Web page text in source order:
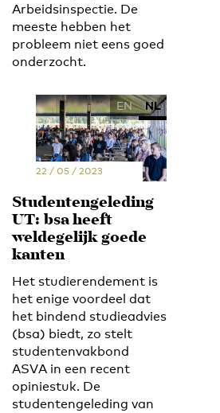
Arbeidsinspectie. De
meeste hebben het
probleem niet eens goed
onderzocht.
EN NL
22 / 05 / 2023
Studentengeleding
UT: bsa heeft
weldegelijk goede
kanten
Het studierendement is
het enige voordeel dat
het bindend studieadvies
(bsa) biedt, zo stelt
studentenvakbond
ASVA in een recent
opiniestuk. De
studentengeleding van